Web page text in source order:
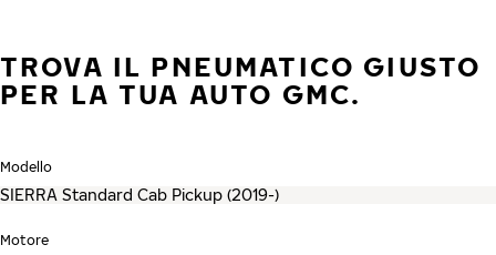
TROVA IL PNEUMATICO GIUSTO
PER LA TUA AUTO GMC.
Modello
Motore